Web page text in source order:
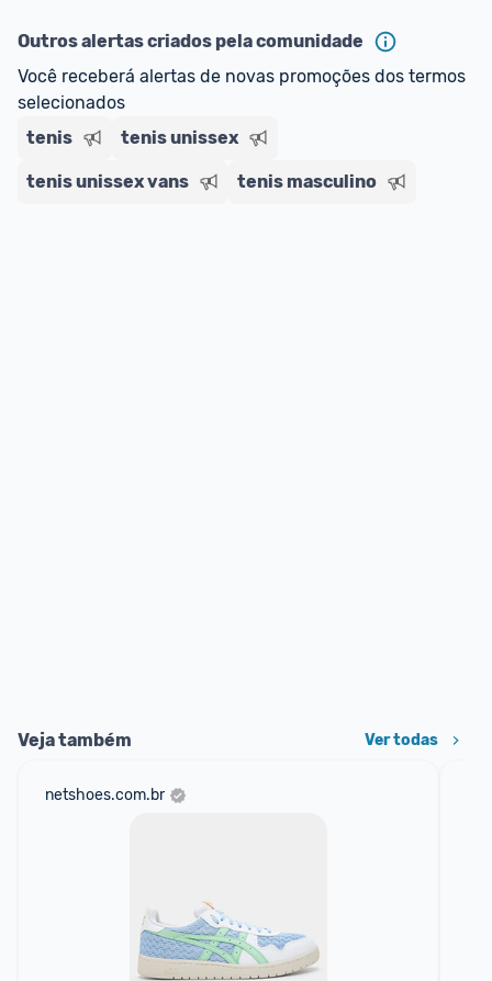
Outros alertas criados pela comunidade
Você receberá alertas de novas promoções dos termos
selecionados
tenis
tenis unissex
tenis unissex vans tenis masculino
Veja também Ver todas
netshoes.com.br